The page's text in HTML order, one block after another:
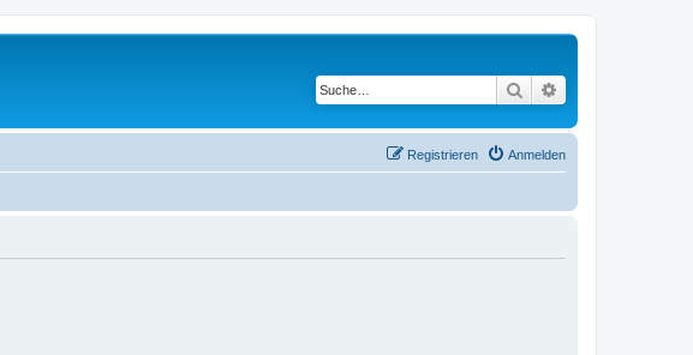
Suche
Anmelden
Registrieren